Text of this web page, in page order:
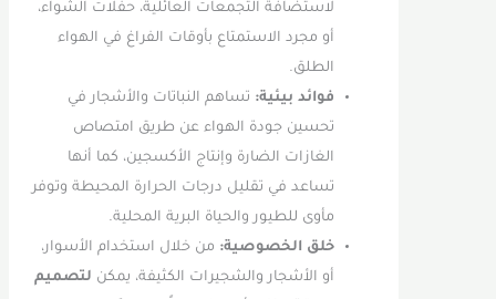
لاستضافة التجمعات العائلية، حفلات الشواء،
أو مجرد الاستمتاع بأوقات الفراغ في الهواء
الطلق.
فوائد بيئية:تساهم النباتات والأشجار في
تحسين جودة الهواء عن طريق امتصاص
الغازات الضارة وإنتاج الأكسجين، كما أنها
تساعد في تقليل درجات الحرارة المحيطة وتوفر
مأوى للطيور والحياة البرية المحلية.
خلق الخصوصية:من خلال استخدام الأسوار،
أو الأشجار والشجيرات الكثيفة، يمكنلتصميم